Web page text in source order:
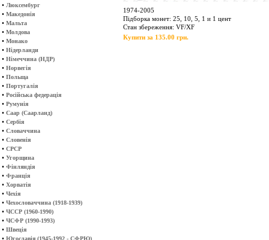
• Люксембург
• Македонія
• Мальта
• Молдова
• Монако
• Нідерланди
• Німеччина (НДР)
• Норвегія
• Польща
• Португалія
• Російська федерація
• Румунія
• Саар (Саарланд)
• Сербія
• Словаччина
• Словенія
• СРСР
• Угорщина
• Фінляндія
• Франція
• Хорватія
• Чехія
• Чехословаччина (1918-1939)
• ЧССР (1960-1990)
• ЧСФР (1990-1993)
• Швеція
• Югославія (1945-1992 - СФРЮ)
1974-2005
Підборка монет: 25, 10, 5, 1 и 1 цент
Стан збереження: VF/XF
Купити за 135.00 грн.